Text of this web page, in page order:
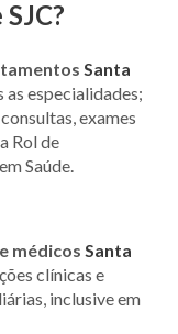
Santa
as especialidades;
exames
Rol de
Saúde.
médicos Santa
clínicas e
inclusive em